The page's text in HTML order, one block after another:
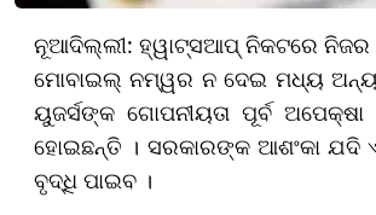
ନୂଆଦିଲ୍ଲୀ: ହ୍ୱାଟ୍ସଆପ୍ ନିକଟରେ
ମୋବାଇଲ୍ ନମ୍ୱର ନ ଦେଇ ମଧ୍ୟ ଅନ୍ୟ
ୟୁଜର୍ସଙ୍କ ଗୋପନୀୟତା ପୂର୍ବ
ହୋଇଛନ୍ତି । ସରକାରଙ୍କ ଆଶଂକା ଯଦି
ବୃଦ୍ଧି ପାଇବ ।